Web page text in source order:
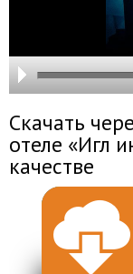
Скачать
отеле «Игл
качестве